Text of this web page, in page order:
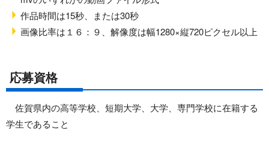
作品時間は15秒、または30秒
画像比率は１６：９、解像度は幅1280×縦720ピクセル以上
応募資格
佐賀県内の高等学校、短期大学、大学、専門学校に在籍する
学生であること